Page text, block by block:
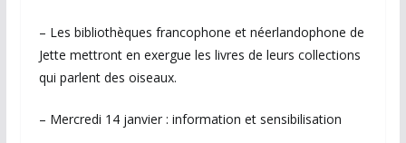
– Les bibliothèques francophone et néerlandophone de
Jette mettront en exergue les livres de leurs collections
qui parlent des oiseaux.
– Mercredi 14 janvier : information et sensibilisation